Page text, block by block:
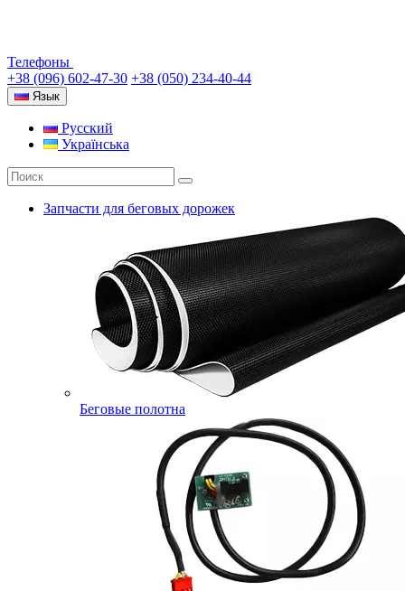
Телефоны
+38 (096) 602-47-30 +38 (050) 234-40-44
Язык
Русский
Українська
Запчасти для беговых дорожек
Беговые полотна